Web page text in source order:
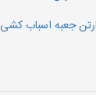
جعبه اسباب کشی